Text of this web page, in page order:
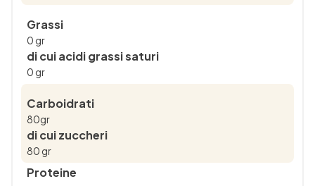
Grassi
0 gr
di cui acidi grassi saturi
0 gr
Carboidrati
80gr
di cui zuccheri
80 gr
Proteine